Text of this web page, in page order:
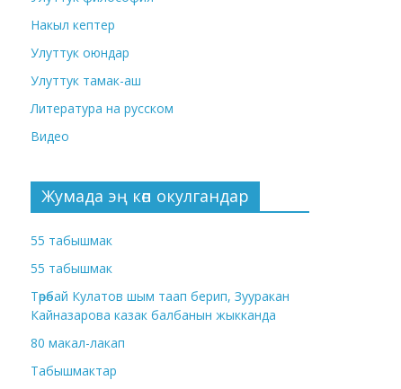
Накыл кептер
Улуттук оюндар
Улуттук тамак-аш
Литература на русском
Видео
Жумада эң көп окулгандар
55 табышмак
55 табышмак
Төрөбай Кулатов шым таап берип, Зууракан
Кайназарова казак балбанын жыкканда
80 макал-лакап
Табышмактар